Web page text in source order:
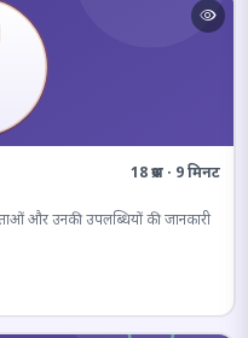
18 प्रश्न · 9 मिनट
और उनकी उपलब्धियों की जानकारी